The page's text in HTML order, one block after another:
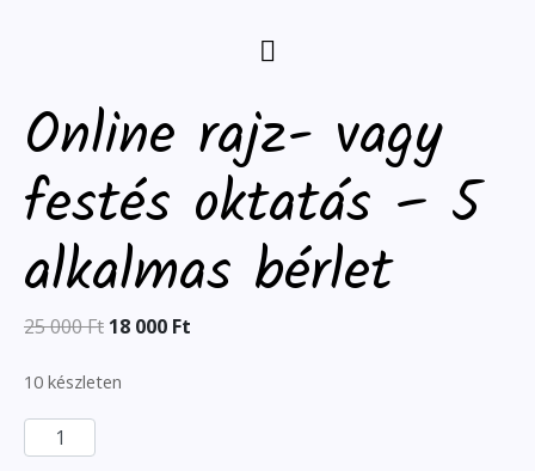
Online rajz- vagy
festés oktatás – 5
alkalmas bérlet
25 000Ft 18 000 Ft
10 készleten